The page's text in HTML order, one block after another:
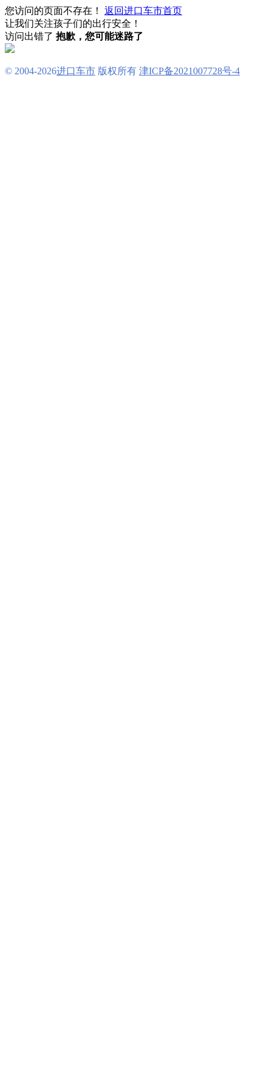
您访问的页面不存在！
返回进口车市首页
让我们关注孩子们的出行安全！
访问出错了 抱歉，您可能迷路了
© 2004-2026进口车市 版权所有 津ICP备2021007728号-4